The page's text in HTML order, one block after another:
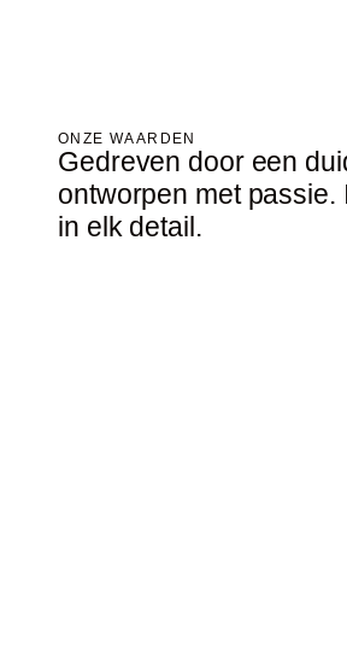
ONZE WAARDEN
Gedreven door een
ontworpen met passie.
in elk detail.